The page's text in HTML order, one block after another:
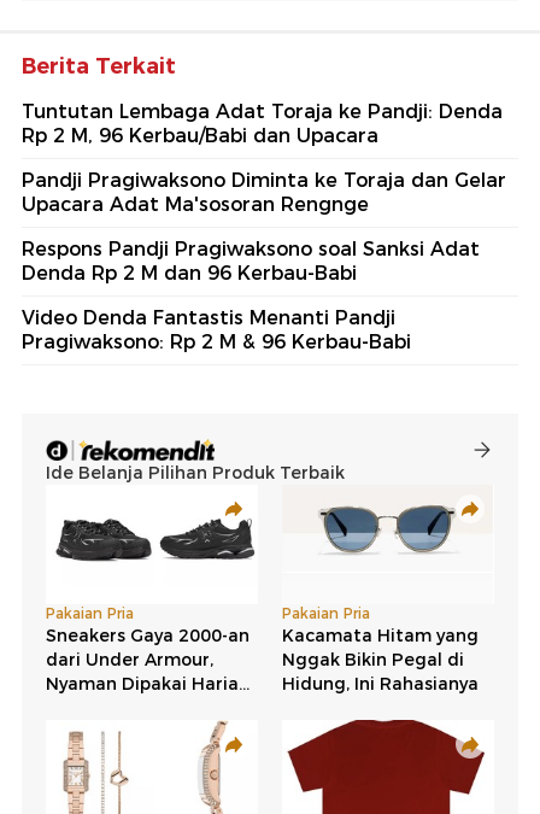
Berita Terkait
Tuntutan Lembaga Adat Toraja ke Pandji: Denda
Rp 2 M, 96 Kerbau/Babi dan Upacara
Pandji Pragiwaksono Diminta ke Toraja dan Gelar
Upacara Adat Ma'sosoran Rengnge
Respons Pandji Pragiwaksono soal Sanksi Adat
Denda Rp 2 M dan 96 Kerbau-Babi
Video Denda Fantastis Menanti Pandji
Pragiwaksono: Rp 2 M & 96 Kerbau-Babi